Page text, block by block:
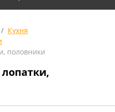
Кухня
половники